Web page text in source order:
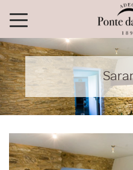
Soy
He olvidado mi contraseña